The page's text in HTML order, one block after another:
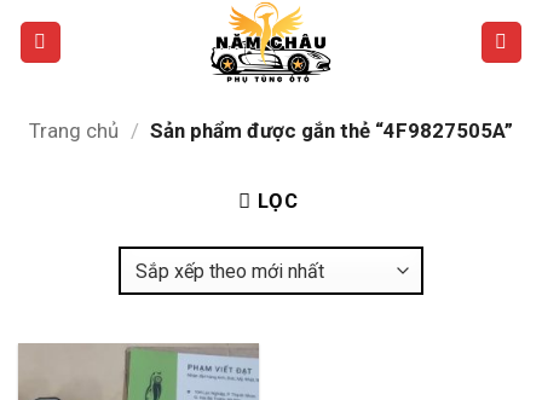
Trang chủ / Sản phẩm được gắn thẻ “4F9827505A”
LỌC